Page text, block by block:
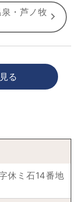
・芦ノ牧
る
休ミ石14番地